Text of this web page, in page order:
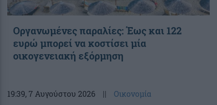
Οργανωμένες παραλίες: Έως και 122
ευρώ μπορεί να κοστίσει μία
οικογενειακή εξόρμηση
19:39, 7 Αυγούστου 2026 || Οικονομία